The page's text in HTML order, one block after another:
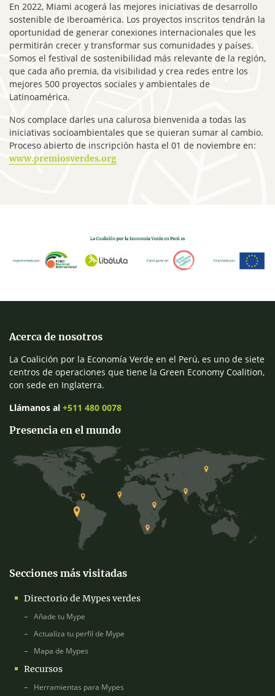
En 2022, Miami acogerá las mejores iniciativas de desarrollo
sostenible de Iberoamérica. Los proyectos inscritos tendrán la
oportunidad de generar conexiones internacionales que les
permitirán crecer y transformar sus comunidades y países.
Somos el festival de sostenibilidad más relevante de la región,
que cada año premia, da visibilidad y crea redes entre los
mejores 500 proyectos sociales y ambientales de
Latinoamérica.
Nos complace darles una calurosa bienvenida a todas las
iniciativas socioambientales que se quieran sumar al cambio.
Proceso abierto de inscripción hasta el 01 de noviembre en:
www.premiosverdes.org
Acerca de nosotros
La Coalición por la Economía Verde en el Perú, es uno de siete
centros de operaciones que tiene la Green Economy Coalition,
con sede en Inglaterra.
Llámanos al +511 480 0078
Presencia en el mundo
Secciones más visitadas
Directorio de Mypes verdes
Añade tu Mype
Actualiza tu perfil de Mype
Mapa de Mypes
Recursos
Herramientas para Mypes